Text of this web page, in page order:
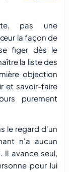
pas une
la façon de
figer dès le
la liste des
objection
et savoir-faire
purement
le regard d'un
n'a aucun
Il avance seul,
pour lui